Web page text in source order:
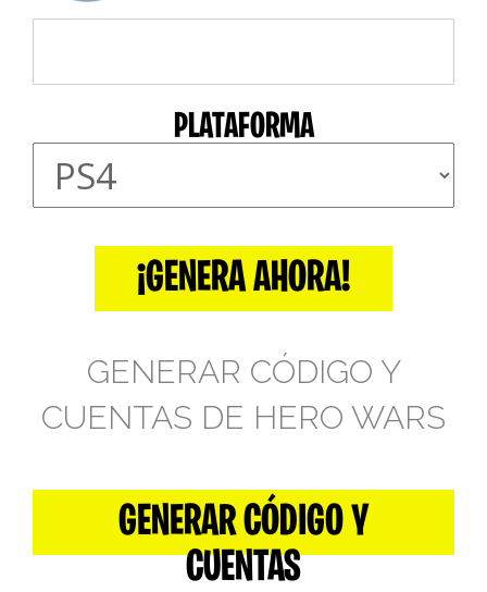
PLATAFORMA
¡GENERA AHORA!
GENERAR CÓDIGO Y
CUENTAS DE HERO WARS
GENERAR CÓDIGO Y
CUENTAS